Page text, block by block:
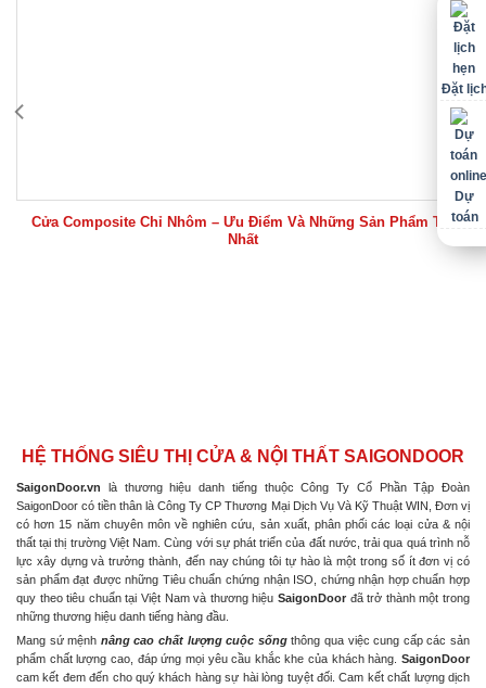
Cửa Composite Chỉ Nhôm – Ưu Điểm Và Những Sản Phẩm Tốt
Nhất
HỆ THỐNG SIÊU THỊ CỬA & NỘI THẤT SAIGONDOOR
SaigonDoor.vn là thương hiệu danh tiếng thuộc Công Ty Cổ Phần Tập Đoàn
SaigonDoor có tiền thân là Công Ty CP Thương Mại Dịch Vụ Và Kỹ Thuật WIN, Đơn vị
có hơn 15 năm chuyên môn về nghiên cứu, sản xuất, phân phối các loại cửa & nội
thất tại thị trường Việt Nam. Cùng với sự phát triển của đất nước, trải qua quá trình nỗ
lực xây dựng và trưởng thành, đến nay chúng tôi tự hào là một trong số ít đơn vị có
sản phẩm đạt được những Tiêu chuẩn chứng nhận ISO, chứng nhận hợp chuẩn hợp
quy theo tiêu chuẩn tại Việt Nam và thương hiệu SaigonDoor đã trở thành một trong
những thương hiệu danh tiếng hàng đầu.
Mang sứ mệnh nâng cao chất lượng cuộc sốngthông qua việc cung cấp các sản
phẩm chất lượng cao, đáp ứng mọi yêu cầu khắc khe của khách hàng. SaigonDoor
cam kết đem đến cho quý khách hàng sự hài lòng tuyệt đối. Cam kết chất lượng dịch
Đặt
Dự
toán